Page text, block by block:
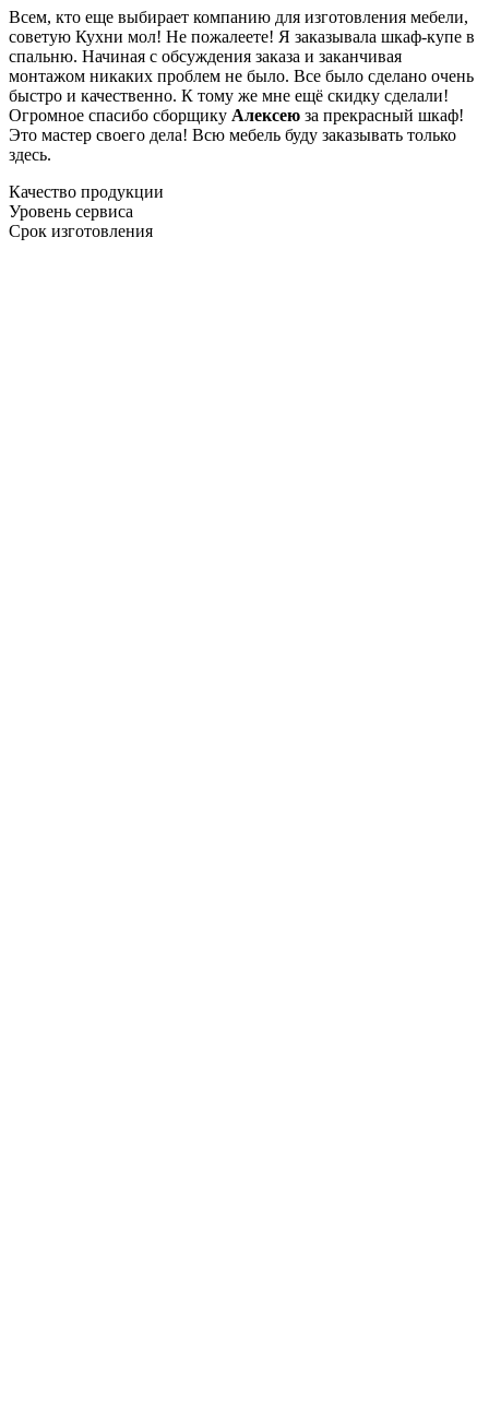
Всем, кто еще выбирает компанию для изготовления мебели,
советую Кухни мол! Не пожалеете! Я заказывала шкаф-купе в
спальню. Начиная с обсуждения заказа и заканчивая
монтажом никаких проблем не было. Все было сделано очень
быстро и качественно. К тому же мне ещё скидку сделали!
Огромное спасибо сборщику Алексею за прекрасный шкаф!
Это мастер своего дела! Всю мебель буду заказывать только
здесь.
Качество продукции
Уровень сервиса
Срок изготовления